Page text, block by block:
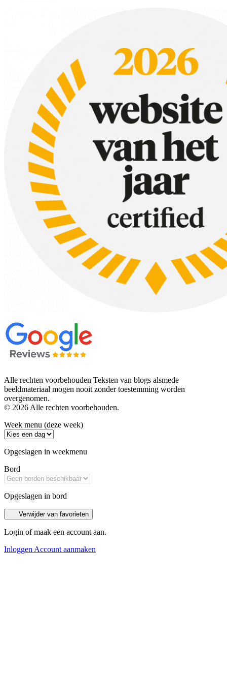
Alle rechten voorbehouden Teksten van blogs alsmede
beeldmateriaal mogen nooit zonder toestemming worden
overgenomen.
© 2026 Alle rechten voorbehouden.
Week menu (deze week)
Opgeslagen in weekmenu
Bord
Opgeslagen in bord
Verwijder van favorieten
Login of maak een account aan.
InloggenAccount aanmaken